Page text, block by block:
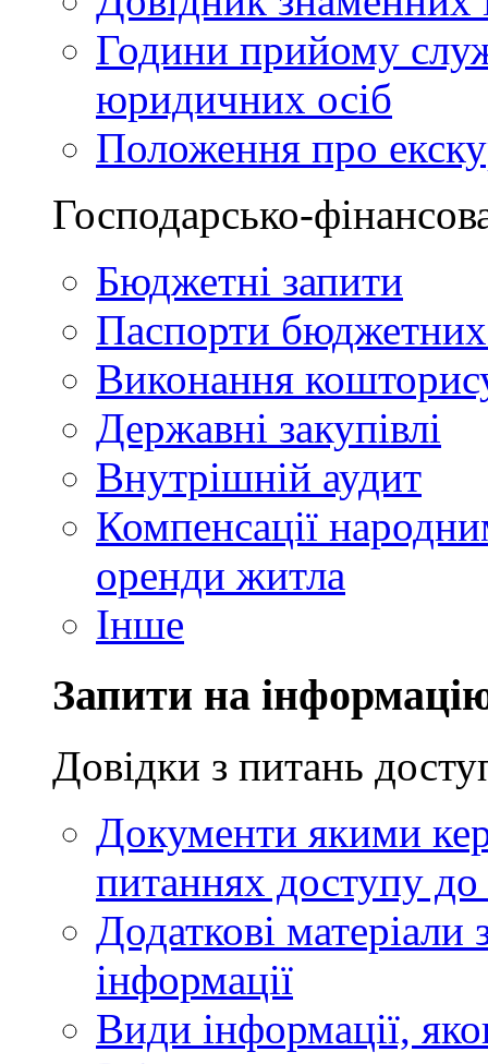
Години прийому
юридичних осіб
Положення про
Господарсько-
Бюджетні запити
Паспорти
Виконання
Державні закупівлі
Внутрішній аудит
Компенсації
оренди житла
Інше
Запити на
Довідки з питань
Документи якими
питаннях доступу до
Додаткові матеріали
інформації
Види інформації,